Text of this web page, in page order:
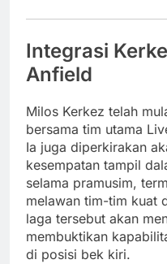
Integrasi
Anfield
Milos Kerkez telah
bersama tim utama
Ia juga diperkirakan
kesempatan tampil
selama pramusim,
melawan tim-tim kuat
laga tersebut akan
membuktikan
di posisi bek kiri.